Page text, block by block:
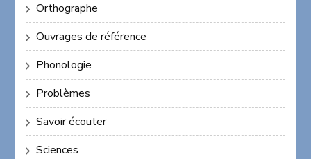
Orthographe
Ouvrages de référence
Phonologie
Problèmes
Savoir écouter
Sciences